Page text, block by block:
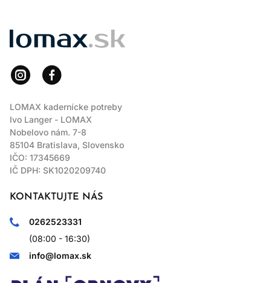
LOMAX
LOMAX kadernícke potreby
Ivo Langer - LOMAX
Nobelovo nám. 7-8
85104 Bratislava, Slovensko
IČO: 17345669
IČ DPH: SK1020209740
KONTAKTUJTE NÁS
0262523331
(08:00 - 16:30)
info@lomax.sk